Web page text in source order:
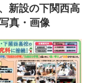
新設の下関西高
真・画像